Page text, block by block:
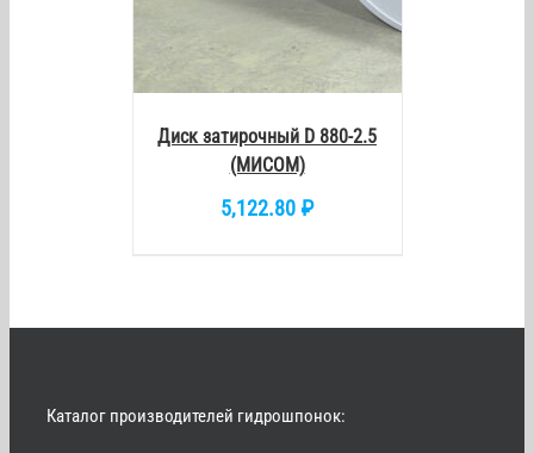
Диск затирочный D 880-2.5
(МИСОМ)
5,122.80 ₽
Каталог производителей гидрошпонок: